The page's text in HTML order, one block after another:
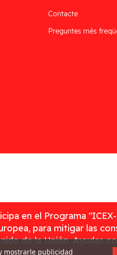
Contacte
Preguntes més
en el Programa
para mitigar las
de la Unión. Ayudas
mostrarle publicidad